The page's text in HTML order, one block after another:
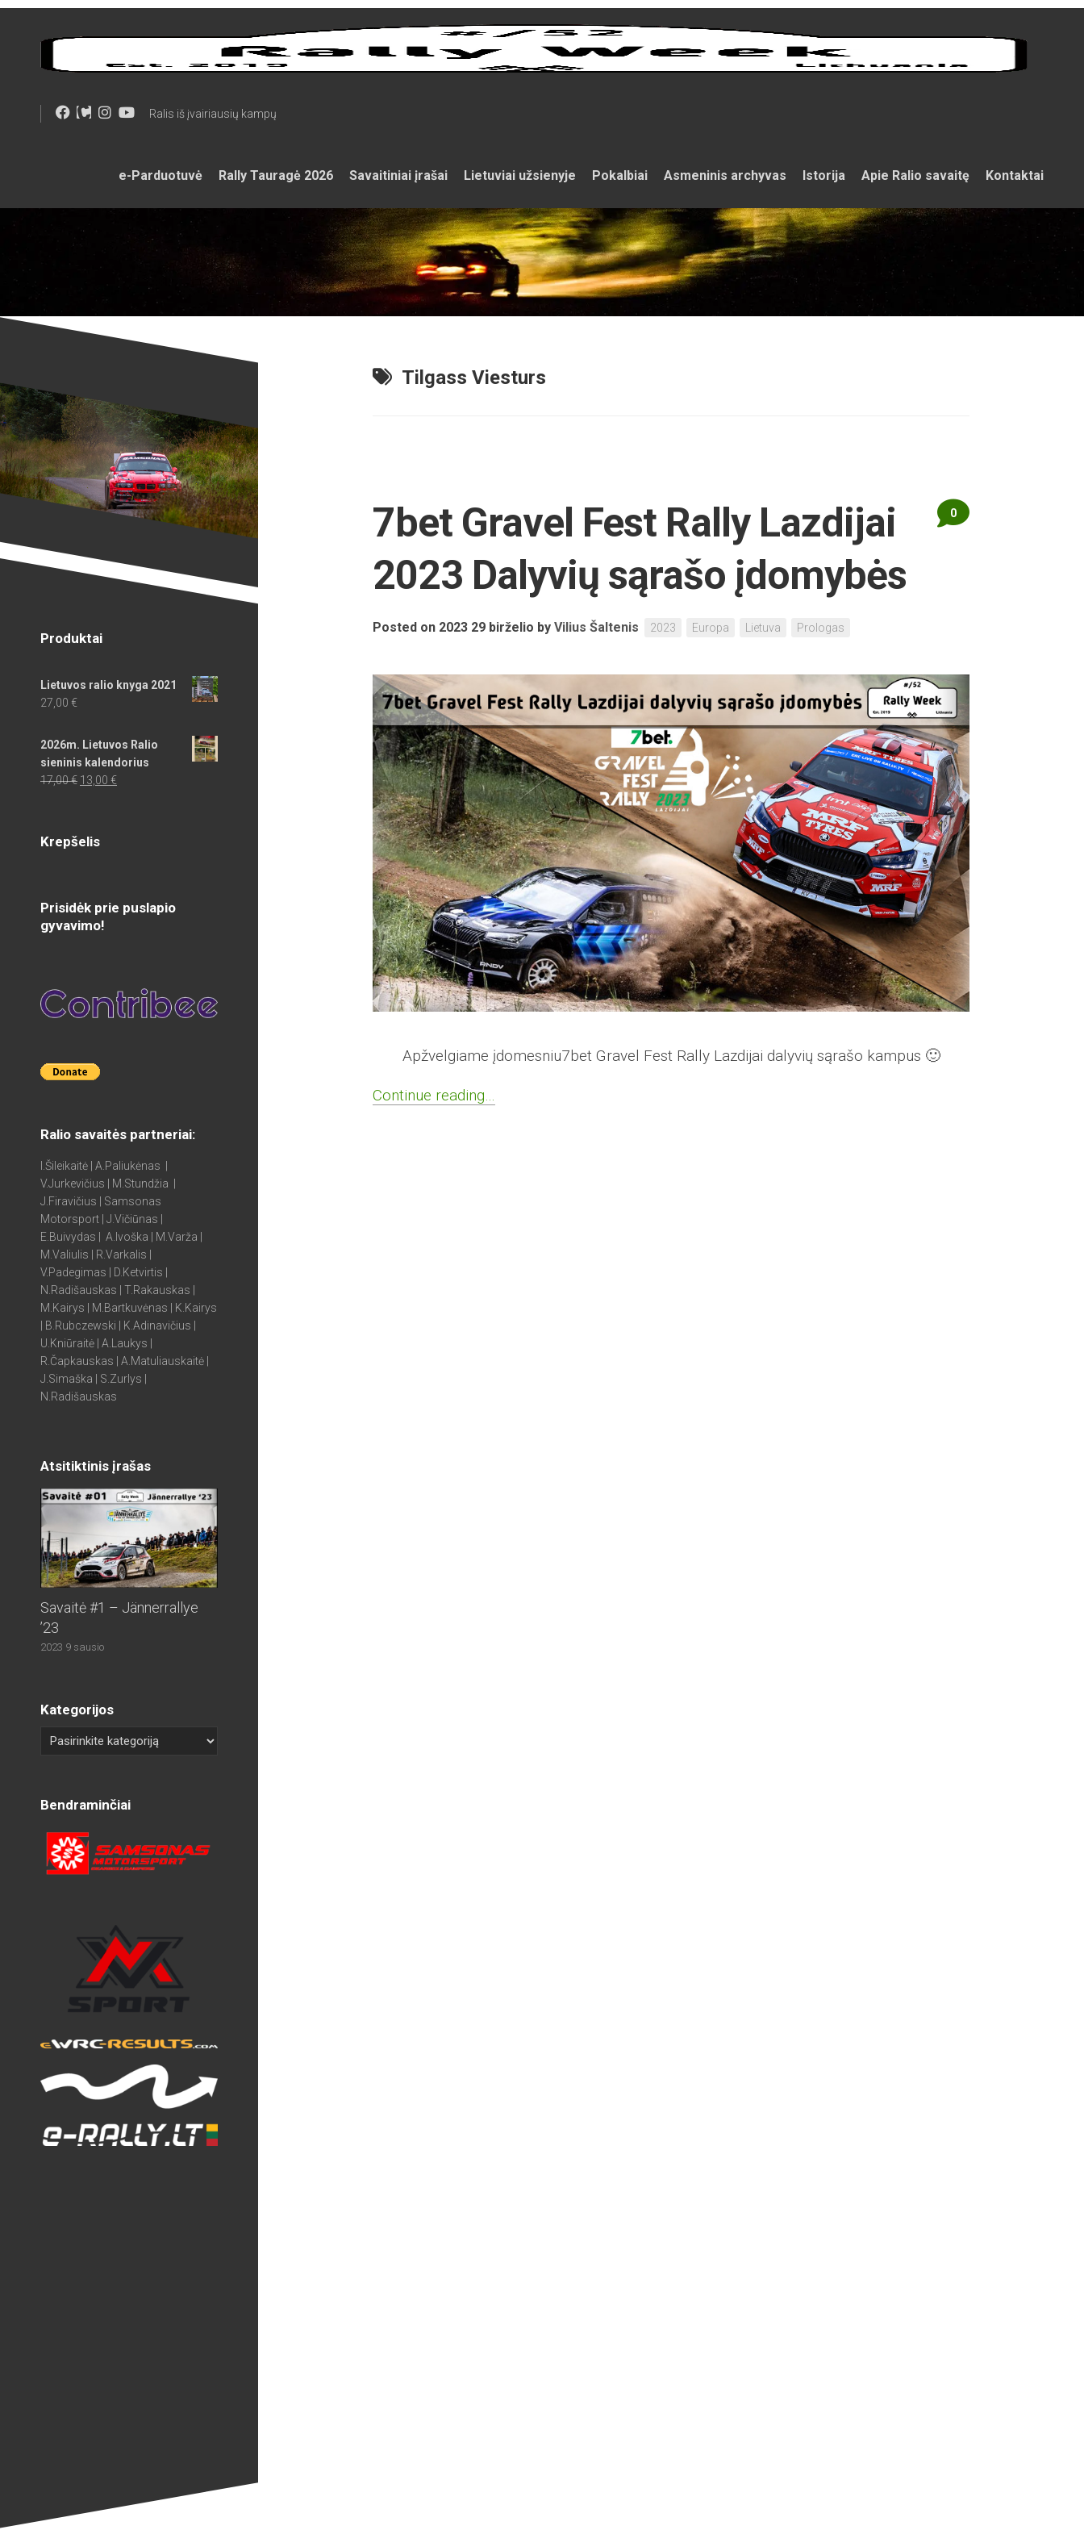
Skip
content
Ralis iš įvairiausių kampų
e-Parduotuvė Rally Tauragė 2026 Savaitiniai įrašai Lietuviai užsienyje Pokalbiai Asmeninis archyvas Istorija Apie Ralio savaitę Kontaktai
Tilgass Viesturs
7bet Gravel Fest Rally Lazdijai
2023 Dalyvių sąrašo įdomybės
Posted on 2023 29 birželio by Vilius Šaltenis 2023 Europa Lietuva Prologas
0
Apžvelgiame įdomesniu7bet Gravel Fest Rally Lazdijai dalyvių sąrašo kampus 🙂
Continue reading…
Produktai
Lietuvos ralio knyga 2021
27,00 €
2026m. Lietuvos Ralio
sieninis kalendorius
17,00€ Original
13,00 €Current
Krepšelis
Prisidėk prie puslapio
gyvavimo!
Ralio savaitės partneriai:
I.Šileikaitė | A.Paliukėnas |
V.Jurkevičius | M.Stundžia |
J.Firavičius | Samsonas
Motorsport | J.Vičiūnas |
E.Buivydas | A.Ivoška | M.Varža |
M.Valiulis | R.Varkalis |
V.Padegimas | D.Ketvirtis |
N.Radišauskas | T.Rakauskas |
M.Kairys | M.Bartkuvėnas | K.Kairys
| B.Rubczewski | K.Adinavičius |
U.Kniūraitė | A.Laukys |
R.Čapkauskas | A.Matuliauskaitė |
J.Simaška | S.Zurlys |
N.Radišauskas
Atsitiktinis įrašas
Savaitė #1 – Jännerrallye
’23
2023 9 sausio
Kategorijos
Bendraminčiai